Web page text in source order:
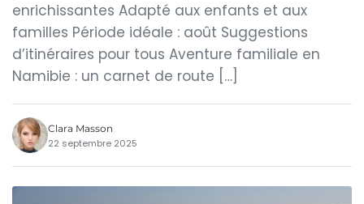
enrichissantes Adapté aux enfants et aux
familles Période idéale : août Suggestions
d’itinéraires pour tous Aventure familiale en
Namibie : un carnet de route […]
Clara Masson
22 septembre 2025